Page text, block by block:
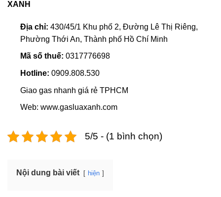
XANH
Địa chỉ: 430/45/1 Khu phố 2, Đường Lê Thị Riêng,
Phường Thới An, Thành phố Hồ Chí Minh
Mã số thuế: 0317776698
Hotline: 0909.808.530
Giao gas nhanh giá rẻ TPHCM
Web: www.gasluaxanh.com
5/5 - (1 bình chọn)
Nội dung bài viết hiện